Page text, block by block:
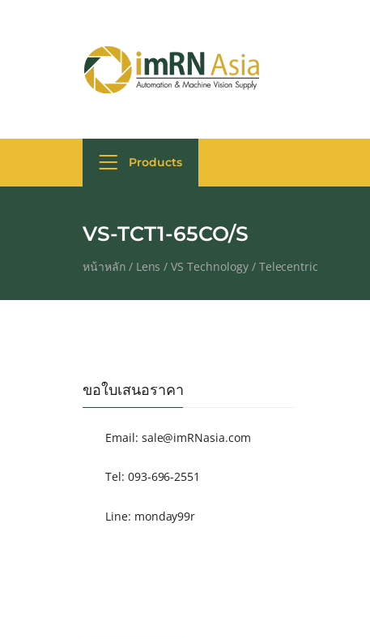
Products
VS-TCT1-65CO/S
หน้าหลัก/ Lens /VS Technology/ Telecentric
ขอใบเสนอราคา
Email: sale@imRNasia.com
Tel: 093-696-2551
Line: monday99r